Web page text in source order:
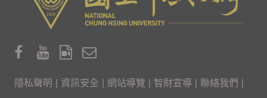
隱私聲明 | 資訊安全 | 網站導覽 | 智財宣導 | 聯絡我們 |